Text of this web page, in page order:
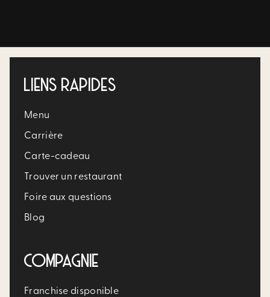
LIENS RAPIDES
Menu
Carrière​
Carte-cadeau
Trouver un restaurant​
Foire aux questions
Blog
COMPAGNIE
Franchise disponible